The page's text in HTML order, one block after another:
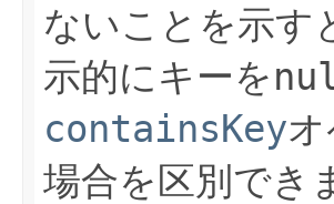
ないことを示す
示的にキーを
containsKey
場合を区別でき